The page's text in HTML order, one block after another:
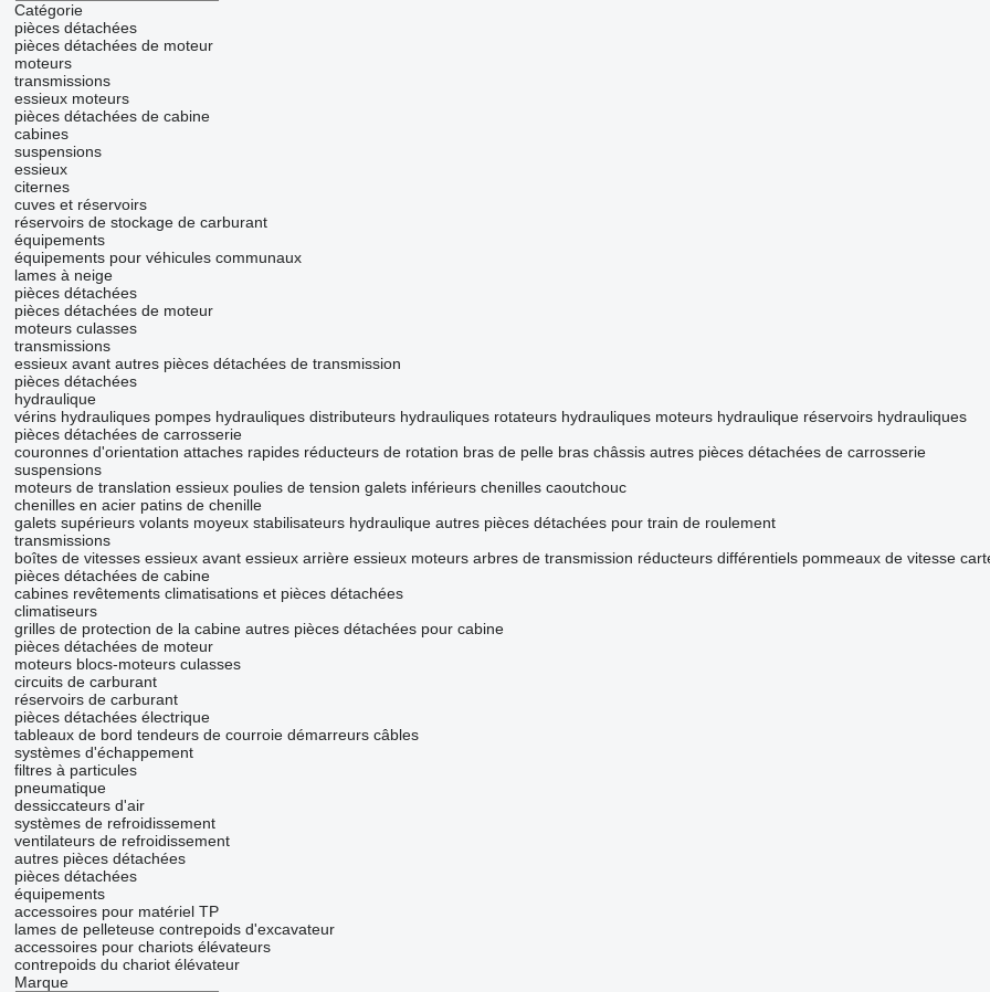
Catégorie
pièces détachées
pièces détachées de moteur
moteurs
transmissions
essieux moteurs
pièces détachées de cabine
cabines
suspensions
essieux
citernes
cuves et réservoirs
réservoirs de stockage de carburant
équipements
équipements pour véhicules communaux
lames à neige
pièces détachées
pièces détachées de moteur
moteurs culasses
transmissions
essieux avant autres pièces détachées de transmission
pièces détachées
hydraulique
vérins hydrauliques pompes hydrauliques distributeurs hydrauliques rotateurs hydrauliques moteurs hydraulique réservoirs hydrauliques
pièces détachées de carrosserie
couronnes d'orientation attaches rapides réducteurs de rotation bras de pelle bras châssis autres pièces détachées de carrosserie
suspensions
moteurs de translation essieux poulies de tension galets inférieurs chenilles caoutchouc
chenilles en acier patins de chenille
galets supérieurs volants moyeux stabilisateurs hydraulique autres pièces détachées pour train de roulement
transmissions
boîtes de vitesses essieux avant essieux arrière essieux moteurs arbres de transmission réducteurs différentiels pommeaux de vitesse
pièces détachées de cabine
cabines revêtements climatisations et pièces détachées
climatiseurs
grilles de protection de la cabine autres pièces détachées pour cabine
pièces détachées de moteur
moteurs blocs-moteurs culasses
circuits de carburant
réservoirs de carburant
pièces détachées électrique
tableaux de bord tendeurs de courroie démarreurs câbles
systèmes d'échappement
filtres à particules
pneumatique
dessiccateurs d'air
systèmes de refroidissement
ventilateurs de refroidissement
autres pièces détachées
pièces détachées
équipements
accessoires pour matériel TP
lames de pelleteuse contrepoids d'excavateur
accessoires pour chariots élévateurs
contrepoids du chariot élévateur
Marque